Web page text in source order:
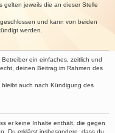
gelten jeweils die an dieser Stelle
und kann von beiden
werden.
ein einfaches, zeitlich und
deinen Beitrag im Rahmen des
auch nach Kündigung des
er keine Inhalte enthält, die gegen
Du erklärst insbesondere, dass du